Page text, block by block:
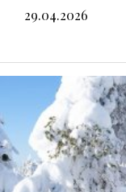
29.04.2026